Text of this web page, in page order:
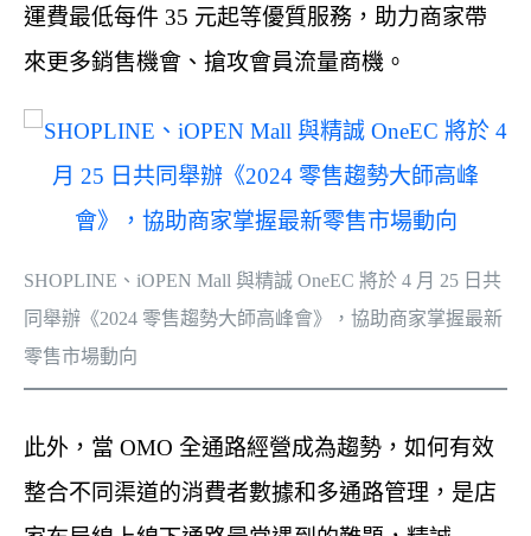
運費最低每件 35 元起等優質服務，助力商家帶
來更多銷售機會、搶攻會員流量商機。
SHOPLINE、iOPEN Mall 與精誠 OneEC 將於 4 月 25 日共
同舉辦《2024 零售趨勢大師高峰會》，協助商家掌握最新
零售市場動向
此外，當 OMO 全通路經營成為趨勢，如何有效
整合不同渠道的消費者數據和多通路管理，是店